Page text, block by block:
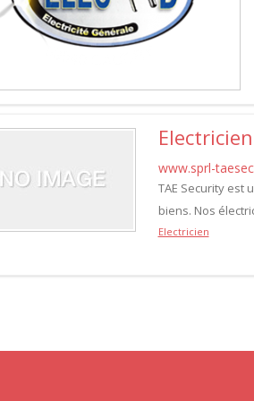
www.sprl-
TAE Security est
biens. Nos
Electricien